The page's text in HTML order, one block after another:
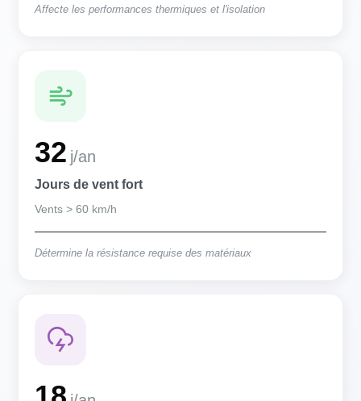
Affecte les performances thermiques et l'isolation
32 j/an
Jours de vent fort
Vents > 60 km/h
Détermine la résistance requise des matériaux